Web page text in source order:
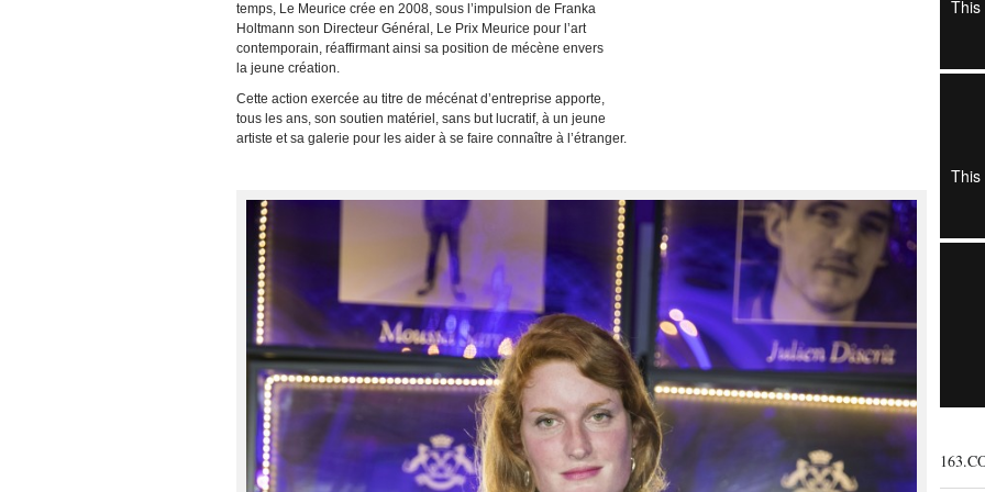
temps, Le Meurice crée en 2008, sous l’impulsion de Franka
Holtmann son Directeur Général, Le Prix Meurice pour l’art
contemporain, réaffirmant ainsi sa position de mécène envers
la jeune création.
Cette action exercée au titre de mécénat d’entreprise apporte,
tous les ans, son soutien matériel, sans but lucratif, à un jeune
artiste et sa galerie pour les aider à se faire connaître à l’étranger.